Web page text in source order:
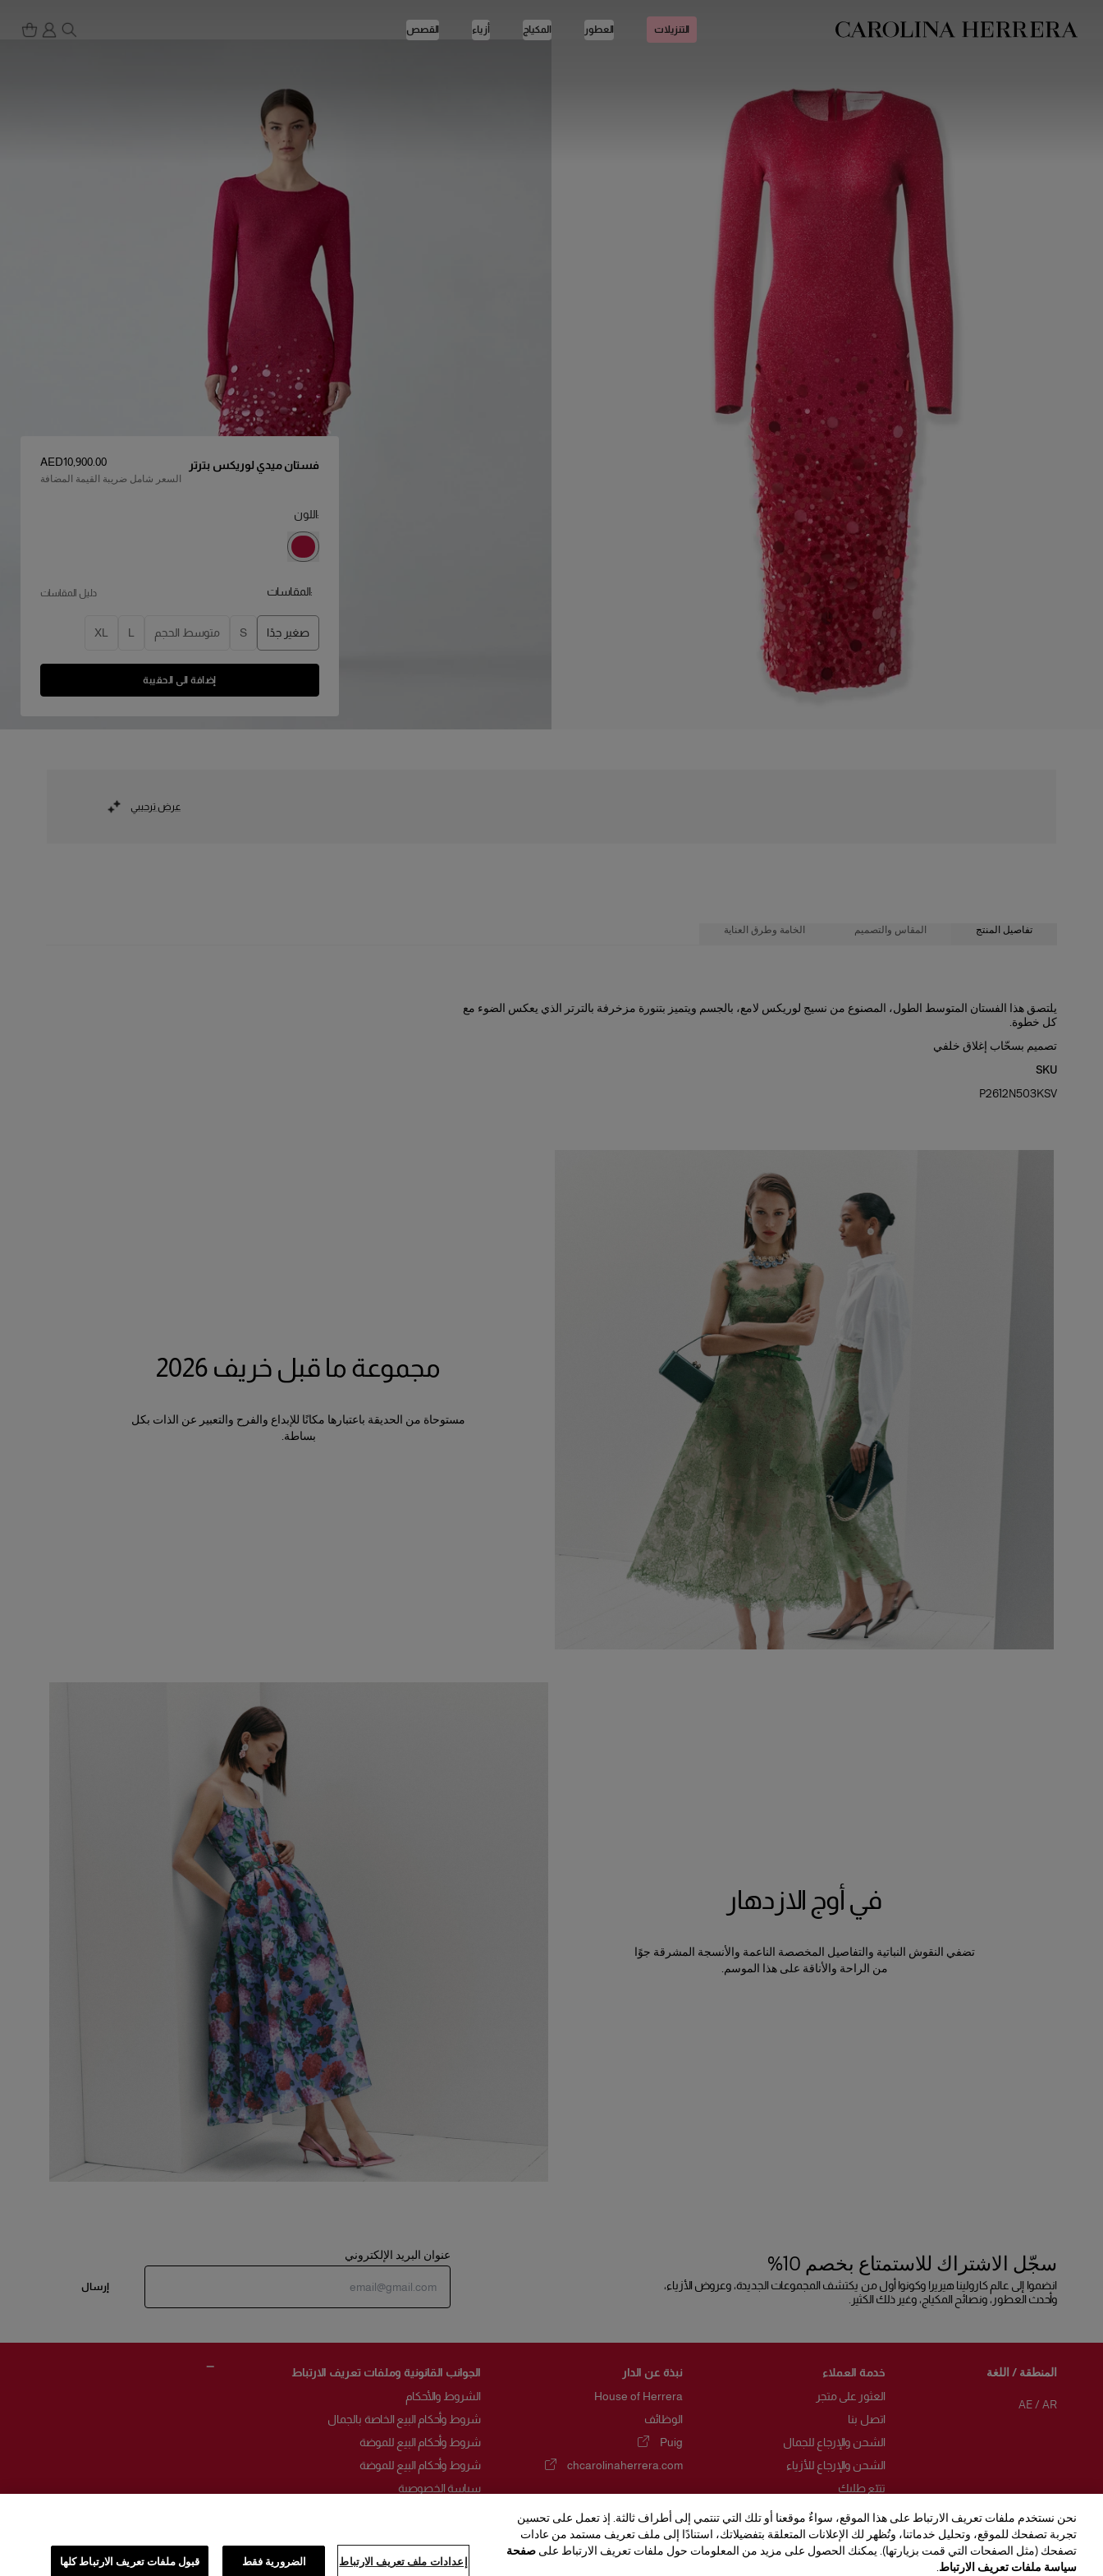
بيان إمكانية الوصول (الرابط)
التنزيلات العطور المكياج أزياء القصص
فستان ميدي لوريكس بترتر السعر:
AED‌10,900.00
السعر شامل ضريبة القيمة المضافة
:اللون
:المقاسات دليل المقاسات
صغير جدًا S متوسط الحجم L
XL
إضافة الى الحقيبة
عرض ترحيبي
تفاصيل المنتج المقاس والتصميم الخامة وطرق العناية
يلتصق هذا الفستان المتوسط الطول، المصنوع من نسيج لوريكس لامع، بالجسم ويتميز بتنورة مزخرفة بالترتر الذي يعكس الضوء مع
كل خطوة.
تصميم بسحّاب إغلاق خلفي
SKU
P2612N503KSV
تصميم مجسّم بطول متوسط الطول
طول العارضة 179 سم/ 5 أقدام و10.5 بوصات، وترتدي المقاس الأمريكي 2
تعليمات الغسيل
تنظيف جاف فقط
مجموعة ما قبل خريف 2026
مستوحاة من الحديقة باعتبارها مكانًا للإبداع والفرح والتعبير عن الذات بكل
بساطة.
في أوج الازدهار
تضفي النقوش النباتية والتفاصيل المخصصة الناعمة والأنسجة المشرقة جوًا
من الراحة والأناقة على هذا الموسم.
سجّل الاشتراك للاستمتاع بخصم 10%
انضموا إلى عالم كارولينا هيريرا وكونوا أول من يكتشف المجموعات الجديدة، وعروض الأزياء،
وأحدث العطور، ونصائح المكياج، وغير ذلك الكثير.
عنوان البريد الإلكتروني
إرسال
المنطقة / اللغة
AE/ AR
خدمة العملاء
العثور على متجر
اتصل بنا
الشحن والإرجاع للجمال
الشحن والإرجاع للأزياء
تتبّع طلبك
الأسئلة الشائعة
خدمة تغليف الهدايا
مركز التفضيلات
نبذة عن الدار
House of Herrera
الوظائف
Puig
(يفتح في نافذة جديدة)
chcarolinaherrera.com
(يفتح في نافذة جديدة)
الجوانب القانونية وملفات تعريف الارتباط
الشروط والأحكام
شروط وأحكام البيع الخاصة بالجمال
شروط وأحكام البيع للموضة
شروط وأحكام البيع للموضة
سياسة الخصوصية
نحن نستخدم ملفات تعريف الارتباط على هذا الموقع، سواءٌ موقعنا أو تلك التي تنتمي إلى أطراف ثالثة. إذ تعمل على تحسين
تجربة تصفحك للموقع، وتحليل خدماتنا، وتُظهر لك الإعلانات المتعلقة بتفضيلاتك، استنادًا إلى ملف تعريف مستمد من عادات
تصفحك (مثل الصفحات التي قمت بزيارتها). يمكنك الحصول على مزيد من المعلومات حول ملفات تعريف الارتباط على صفحة
سياسة ملفات تعريف الارتباط. إعدادات ملف تعريف الارتباط الضرورية فقط قبول ملفات تعريف الارتباط كلها